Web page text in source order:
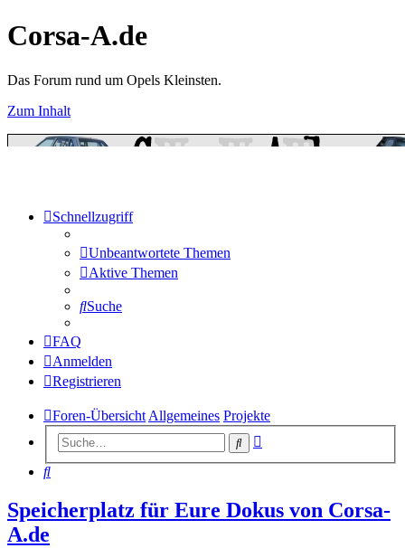
Corsa-A.de
Das Forum rund um Opels Kleinsten.
Zum Inhalt
Schnellzugriff
Unbeantwortete Themen
Aktive Themen
Suche
FAQ
Anmelden
Registrieren
Foren-Übersicht Allgemeines Projekte
Suche
Suche
Speicherplatz für Eure Dokus von Corsa-
A.de